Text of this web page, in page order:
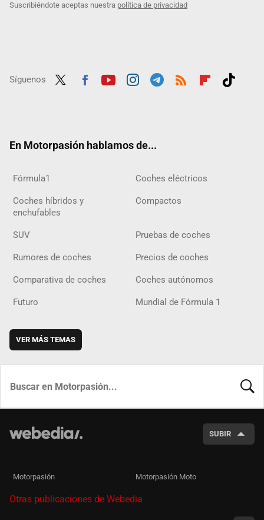
Suscribiéndote aceptas nuestra política de privacidad
Síguenos
En Motorpasión hablamos de...
Fórmula1 Coches eléctricos
Coches híbridos y
enchufables
Compactos
SUV Pruebas de coches
Rumores de coches Precios de coches
Comparativa de coches Coches autónomos
Futuro Mundial de Fórmula 1
VER MÁS TEMAS
SUBIR
Motorpasión Motorpasión Moto
Otras publicaciones de Webedia